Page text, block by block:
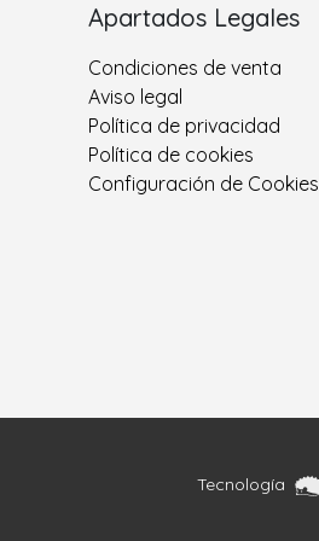
Apartados Legales
Condiciones de venta
Aviso legal
Política de privacidad
Política de cookies
Configuración de Cookies
Tecnología